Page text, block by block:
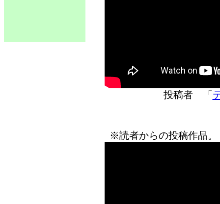
投稿者 「
※読者からの投稿作品